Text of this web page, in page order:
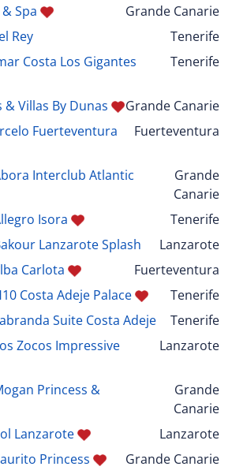
Spa
Grande Canarie
Rey
Tenerife
Costa Los Gigantes
Tenerife
& Villas By Dunas
Grande Canarie
Fuerteventura
Fuerteventura
Interclub Atlantic
Grande
Canarie
Isora
Tenerife
Lanzarote Splash
Lanzarote
Carlota
Fuerteventura
Costa Adeje Palace
Tenerife
Suite Costa Adeje
Tenerife
Zocos Impressive
Lanzarote
Princess &
Grande
Canarie
Lanzarote
Lanzarote
Princess
Grande Canarie